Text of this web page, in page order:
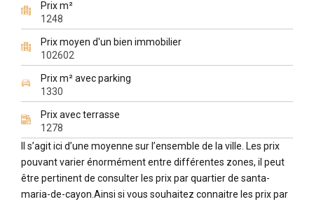
Prix m²
1248
Prix moyen d'un bien immobilier
102602
Prix m² avec parking
1330
Prix avec terrasse
1278
Il s’agit ici d’une moyenne sur l’ensemble de la ville. Les prix
pouvant varier énormément entre différentes zones, il peut
être pertinent de consulter les prix par quartier de santa-
maria-de-cayon.Ainsi si vous souhaitez connaitre les prix par